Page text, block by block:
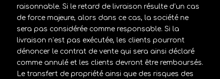
raisonnable. Si le retard de livraison résulte d’un cas
de force majeure, alors dans ce cas, la société ne
sera pas considérée comme responsable. Si la
livraison n’est pas exécutée, les clients pourront
dénoncer le contrat de vente qui sera ainsi déclaré
comme annulé et les clients devront être remboursés.
Le transfert de propriété ainsi que des risques des